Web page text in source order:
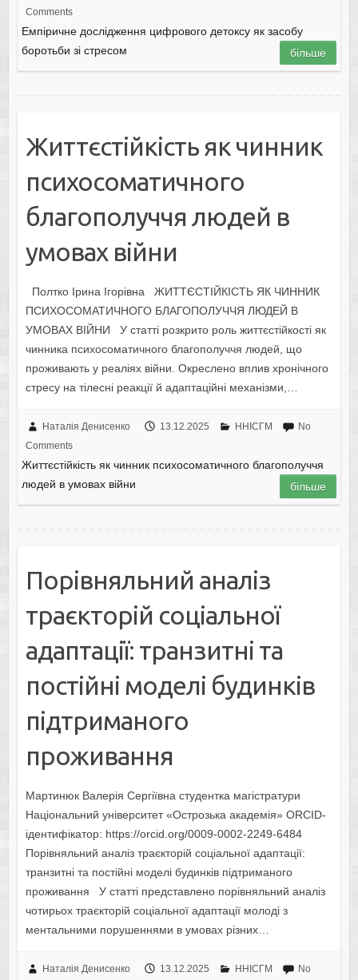
Comments
Емпіричне дослідження цифрового детоксу як засобу
боротьби зі стресом
більше
Життєстійкість як чинник
психосоматичного
благополуччя людей в
умовах війни
Полтко Ірина Ігорівна ЖИТТЄСТІЙКІСТЬ ЯК ЧИННИК
ПСИХОСОМАТИЧНОГО БЛАГОПОЛУЧЧЯ ЛЮДЕЙ В
УМОВАХ ВІЙНИ У статті розкрито роль життєстійкості як
чинника психосоматичного благополуччя людей, що
проживають у реаліях війни. Окреслено вплив хронічного
стресу на тілесні реакції й адаптаційні механізми,…
Наталія Денисенко 13.12.2025 ННІСГМ
No
Comments
Життєстійкість як чинник психосоматичного благополуччя
людей в умовах війни
більше
Порівняльний аналіз
траєкторій соціальної
адаптації: транзитні та
постійні моделі будинків
підтриманого
проживання
Мартинюк Валерія Сергіївна студентка магістратури
Національний університет «Острозька академія» ORCID-
ідентифікатор: https://orcid.org/0009-0002-2249-6484
Порівняльний аналіз траєкторій соціальної адаптації:
транзитні та постійні моделі будинків підтриманого
проживання У статті представлено порівняльний аналіз
чотирьох траєкторій соціальної адаптації молоді з
ментальними порушеннями в умовах різних…
Наталія Денисенко 13.12.2025 ННІСГМ No